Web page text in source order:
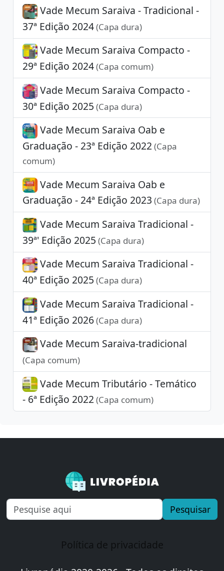
Vade Mecum Saraiva - Tradicional -
37ª Edição 2024(Capa dura)
Vade Mecum Saraiva Compacto -
29ª Edição 2024(Capa comum)
Vade Mecum Saraiva Compacto -
30ª Edição 2025 (Capa dura)
Vade Mecum Saraiva Oab e
Graduação - 23ª Edição 2022 (Capa
comum)
Vade Mecum Saraiva Oab e
Graduação - 24ª Edição 2023 (Capa dura)
Vade Mecum Saraiva Tradicional -
39ª' Edição 2025 (Capa dura)
Vade Mecum Saraiva Tradicional -
40ª Edição 2025 (Capa dura)
Vade Mecum Saraiva Tradicional -
41ª Edição 2026(Capa dura)
Vade Mecum Saraiva-tradicional
(Capa comum)
Vade Mecum Tributário - Temático
- 6ª Edição 2022 (Capa comum)
Pesquisar
Política de privacidade